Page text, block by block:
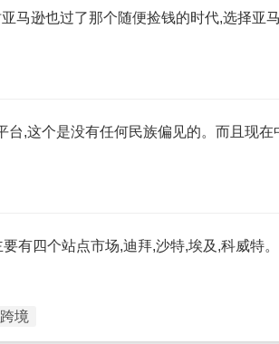
马逊也过了那个随便捡钱的时代,选择亚
,这个是没有任何民族偏见的。而且现在
有四个站点市场,迪拜,沙特,埃及,科威特
跨境